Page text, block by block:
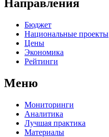
Направления
Бюджет
Национальные проекты
Цены
Экономика
Рейтинги
Меню
Мониторинги
Аналитика
Лучшая практика
Материалы